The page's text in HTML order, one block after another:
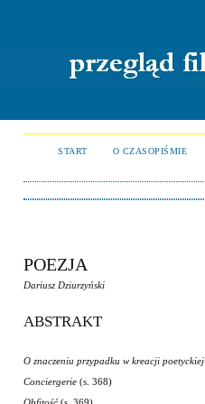
START O CZASOPIŚMIE
POEZJA
Dariusz Dziurzyński
ABSTRAKT
O znaczeniu przypadku w kreacji poetyckiej
Conciergerie (s. 368)